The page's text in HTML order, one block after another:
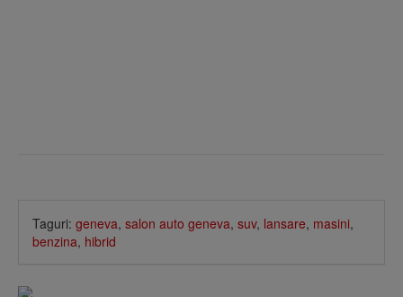
Taguri: geneva, salon auto geneva, suv, lansare, masini,
benzina, hibrid